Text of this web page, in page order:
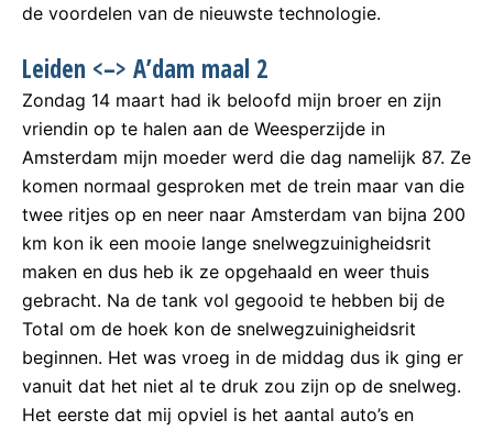
de voordelen van de nieuwste technologie.
Leiden <–> A’dam maal 2
Zondag 14 maart had ik beloofd mijn broer en zijn
vriendin op te halen aan de Weesperzijde in
Amsterdam mijn moeder werd die dag namelijk 87. Ze
komen normaal gesproken met de trein maar van die
twee ritjes op en neer naar Amsterdam van bijna 200
km kon ik een mooie lange snelwegzuinigheidsrit
maken en dus heb ik ze opgehaald en weer thuis
gebracht. Na de tank vol gegooid te hebben bij de
Total om de hoek kon de snelwegzuinigheidsrit
beginnen. Het was vroeg in de middag dus ik ging er
vanuit dat het niet al te druk zou zijn op de snelweg.
Het eerste dat mij opviel is het aantal auto’s en